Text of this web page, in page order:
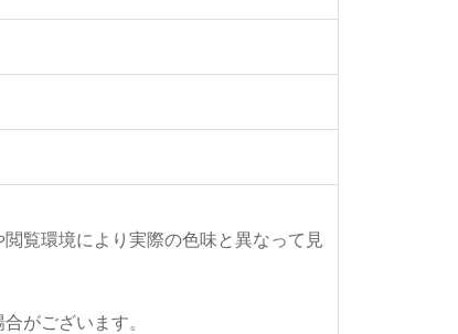
覧環境により実際の色味と異なって見
がございます。